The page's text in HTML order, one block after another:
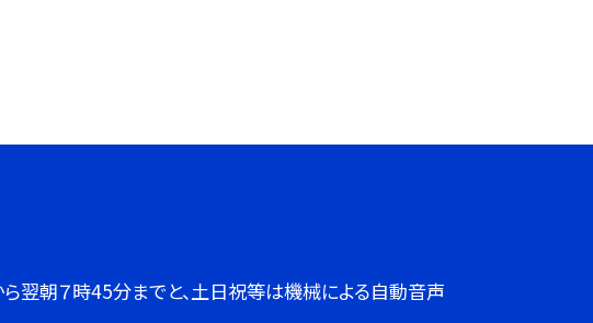
朝７時45分までと、土日祝等は機械による自動音声